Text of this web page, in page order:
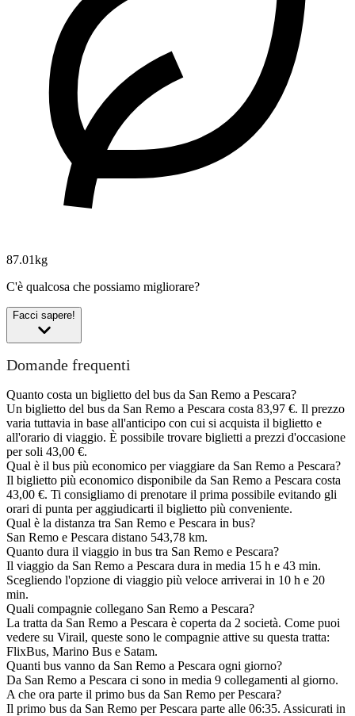
87.01kg
C'è qualcosa che possiamo migliorare?
Facci sapere!
Domande frequenti
Quanto costa un biglietto del bus da San Remo a Pescara?
Un biglietto del bus da San Remo a Pescara costa 83,97 €. Il prezzo
varia tuttavia in base all'anticipo con cui si acquista il biglietto e
all'orario di viaggio. È possibile trovare biglietti a prezzi d'occasione
per soli 43,00 €.
Qual è il bus più economico per viaggiare da San Remo a Pescara?
Il biglietto più economico disponibile da San Remo a Pescara costa
43,00 €. Ti consigliamo di prenotare il prima possibile evitando gli
orari di punta per aggiudicarti il biglietto più conveniente.
Qual è la distanza tra San Remo e Pescara in bus?
San Remo e Pescara distano 543,78 km.
Quanto dura il viaggio in bus tra San Remo e Pescara?
Il viaggio da San Remo a Pescara dura in media 15 h e 43 min.
Scegliendo l'opzione di viaggio più veloce arriverai in 10 h e 20
min.
Quali compagnie collegano San Remo a Pescara?
La tratta da San Remo a Pescara è coperta da 2 società. Come puoi
vedere su Virail, queste sono le compagnie attive su questa tratta:
FlixBus, Marino Bus e Satam.
Quanti bus vanno da San Remo a Pescara ogni giorno?
Da San Remo a Pescara ci sono in media 9 collegamenti al giorno.
A che ora parte il primo bus da San Remo per Pescara?
Il primo bus da San Remo per Pescara parte alle 06:35. Assicurati in